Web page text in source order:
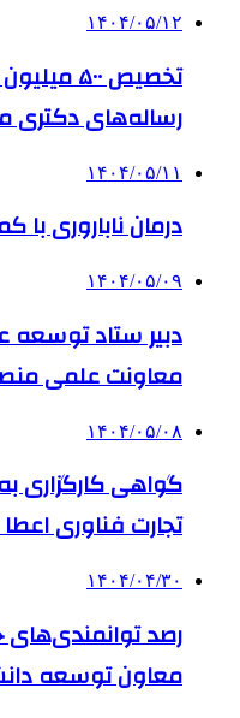
۱۴۰۴/۰۵/۱۲
تخصیص
رساله‌های دکتری
۱۴۰۴/۰۵/۱۱
درمان ناباروری
۱۴۰۴/۰۵/۰۹
دبیر ستاد
معاونت علمی
۱۴۰۴/۰۵/۰۸
گواهی کارگزاری
تجارت فناوری
۱۴۰۴/۰۴/۳۰
رصد
معاون توسعه